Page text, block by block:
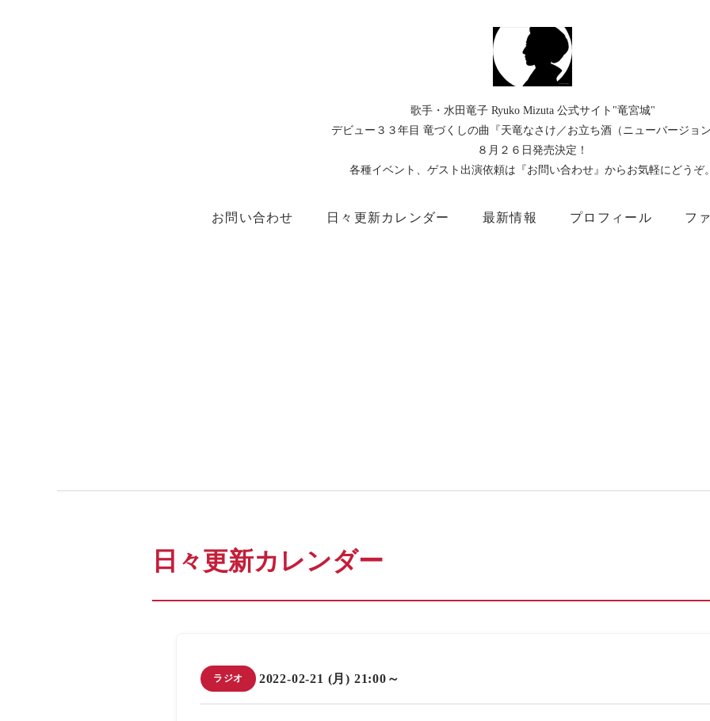
歌手・水田竜子 Ryuko Mizuta 公式サイト"竜宮城"
デビュー３３年目 竜づくしの曲『天竜なさけ／お立ち酒（ニューバージョン
８月２６日発売決定！
各種イベント、ゲスト出演依頼は『お問い合わせ』からお気軽にどうぞ。
お問い合わせ 日々更新カレンダー 最新情報 プロフィール フ
日々更新カレンダー
ラジオ 2022-02-21 (月) 21:00～